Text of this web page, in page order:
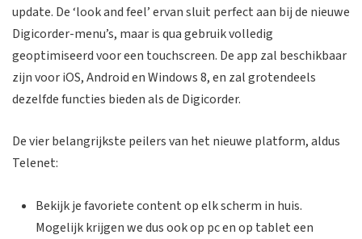
update. De ‘look and feel’ ervan sluit perfect aan bij de nieuwe
Digicorder-menu’s, maar is qua gebruik volledig
geoptimiseerd voor een touchscreen. De app zal beschikbaar
zijn voor iOS, Android en Windows 8, en zal grotendeels
dezelfde functies bieden als de Digicorder.
De vier belangrijkste peilers van het nieuwe platform, aldus
Telenet:
Bekijk je favoriete content op elk scherm in huis.
Mogelijk krijgen we dus ook op pc en op tablet een